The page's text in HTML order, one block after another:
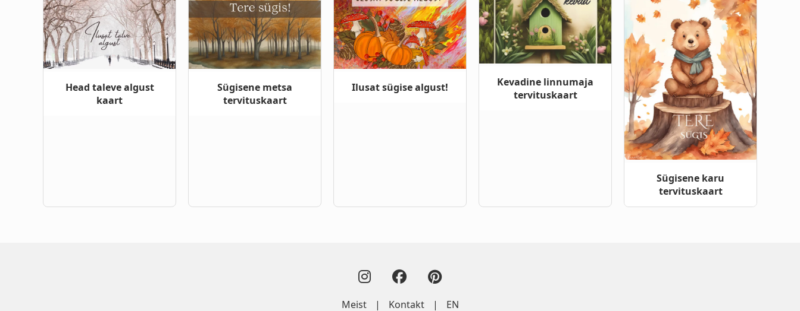
Head taleve algust
kaart
Sügisene metsa
tervituskaart
Ilusat sügise algust!
Kevadine linnumaja
tervituskaart
Sügisene karu
tervituskaart
Meist | Kontakt | EN